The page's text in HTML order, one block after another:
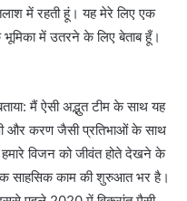
में रहती हूं। यह मेरे लिए एक
में उतरने के लिए बेताब हूँ।
मैं ऐसी अद्भुत टीम के साथ यह
और करण जैसी प्रतिभाओं के साथ
विजन को जीवंत होते देखने के
साहसिक काम की शुरुआत भर है।